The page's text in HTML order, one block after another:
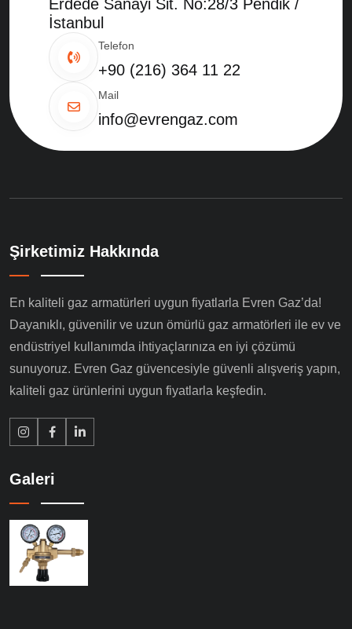
Erdede Sanayi Sit. No:28/3 Pendik /
İstanbul
Telefon
+90 (216) 364 11 22
Mail
info@evrengaz.com
Şirketimiz Hakkında
En kaliteli gaz armatürleri uygun fiyatlarla Evren Gaz’da!
Dayanıklı, güvenilir ve uzun ömürlü gaz armatörleri ile ev ve
endüstriyel kullanımda ihtiyaçlarınıza en iyi çözümü
sunuyoruz. Evren Gaz güvencesiyle güvenli alışveriş yapın,
kaliteli gaz ürünlerini uygun fiyatlarla keşfedin.
Galeri